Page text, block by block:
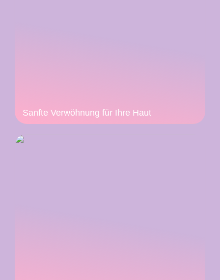
Sanfte Verwöhnung für Ihre Haut